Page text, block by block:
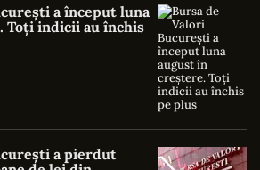
a început luna
Toți indicii au închis
a pierdut